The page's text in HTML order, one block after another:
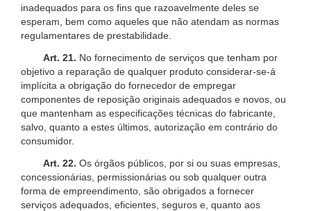
inadequados para os fins que razoavelmente deles se
esperam, bem como aqueles que não atendam as normas
regulamentares de prestabilidade.
Art. 21. No fornecimento de serviços que tenham por
objetivo a reparação de qualquer produto considerar-se-á
implícita a obrigação do fornecedor de empregar
componentes de reposição originais adequados e novos, ou
que mantenham as especificações técnicas do fabricante,
salvo, quanto a estes últimos, autorização em contrário do
consumidor.
Art. 22. Os órgãos públicos, por si ou suas empresas,
concessionárias, permissionárias ou sob qualquer outra
forma de empreendimento, são obrigados a fornecer
serviços adequados, eficientes, seguros e, quanto aos